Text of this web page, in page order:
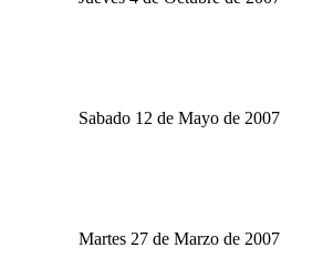
Sabado 12 de Mayo de 2007
Martes 27 de Marzo de 2007